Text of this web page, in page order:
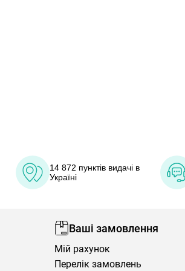
14 872 пунктів видачі в
Україні
Ваші замовлення
Мій рахунок
Перелік замовлень